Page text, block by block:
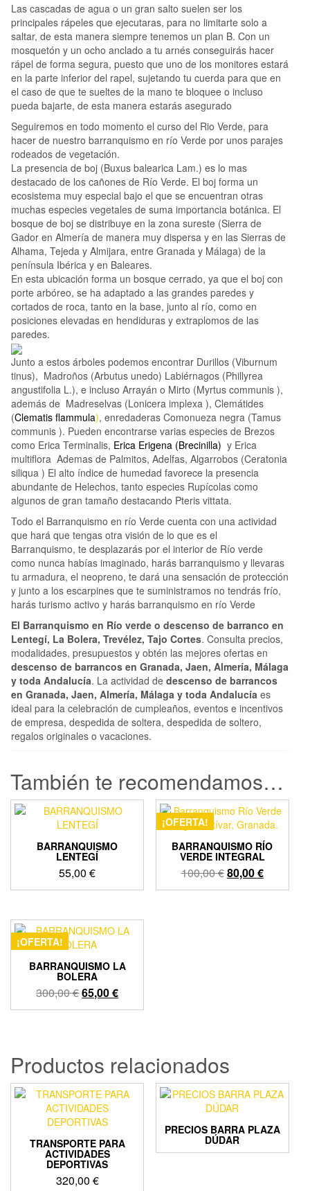
Las cascadas de agua o un gran salto suelen ser los
principales rápeles que ejecutaras, para no limitarte solo a
saltar, de esta manera siempre tenemos un plan B. Con un
mosquetón y un ocho anclado a tu arnés conseguirás hacer
rápel de forma segura, puesto que uno de los monitores estará
en la parte inferior del rapel, sujetando tu cuerda para que en
el caso de que te sueltes de la mano te bloquee o incluso
pueda bajarte, de esta manera estarás asegurado
Seguiremos en todo momento el curso del Rio Verde, para
hacer de nuestro barranquismo en río Verde por unos parajes
rodeados de vegetación.
La presencia de boj (Buxus balearica Lam.) es lo mas
destacado de los cañones de Río Verde. El boj forma un
ecosistema muy especial bajo el que se encuentran otras
muchas especies vegetales de suma importancia botánica. El
bosque de boj se distribuye en la zona sureste (Sierra de
Gador en Almería de manera muy dispersa y en las Sierras de
Alhama, Tejeda y Almijara, entre Granada y Málaga) de la
península Ibérica y en Baleares.
En esta ubicación forma un bosque cerrado, ya que el boj con
porte arbóreo, se ha adaptado a las grandes paredes y
cortados de roca, tanto en la base, junto al río, como en
posiciones elevadas en hendiduras y extraplomos de las
paredes.
Junto a estos árboles podemos encontrar Durillos (Viburnum
tinus), Madroños (Arbutus unedo) Labiérnagos (Phillyrea
angustifolia L.), e incluso Arrayán o Mirto (Myrtus communis ),
además de Madreselvas (Lonicera implexa ), Clemátides
(Clematis flammula), enredaderas Comonueza negra (Tamus
communis ). Pueden encontrarse varias especies de Brezos
como Erica Terminalis, Erica Erigena (Brecinilla) y Erica
multiflora Ademas de Palmitos, Adelfas, Algarrobos (Ceratonia
siliqua ) El alto índice de humedad favorece la presencia
abundante de Helechos, tanto especies Rupícolas como
algunos de gran tamaño destacando Pteris vittata.
Todo el Barranquismo en río Verde cuenta con una actividad
que hará que tengas otra visión de lo que es el
Barranquismo, te desplazarás por el interior de Río verde
como nunca habías imaginado, harás barranquismo y llevaras
tu armadura, el neopreno, te dará una sensación de protección
y junto a los escarpines que te suministramos no tendrás frío,
harás turismo activo y harás barranquismo en río Verde
El Barranquismo en Río verde o descenso de barranco en
Lentegí, La Bolera, Trevélez, Tajo Cortes. Consulta precios,
modalidades, presupuestos y obtén las mejores ofertas en
descenso de barrancos en Granada, Jaen, Almería, Málaga
y toda Andalucía. La actividad de descenso de barrancos
en Granada, Jaen, Almería, Málaga y toda Andalucía es
ideal para la celebración de cumpleaños, eventos e incentivos
de empresa, despedida de soltera, despedida de soltero,
regalos originales o vacaciones.
También te recomendamos…
BARRANQUISMO
LENTEGÍ
55,00€
¡OFERTA!
BARRANQUISMO RÍO
VERDE INTEGRAL
100,00€El
precio
80,00€El
precio
¡OFERTA!
BARRANQUISMO LA
BOLERA
300,00€El
precio
65,00€El
precio
Productos relacionados
TRANSPORTE PARA
ACTIVIDADES
DEPORTIVAS
320,00 €
PRECIOS BARRA PLAZA
DÚDAR